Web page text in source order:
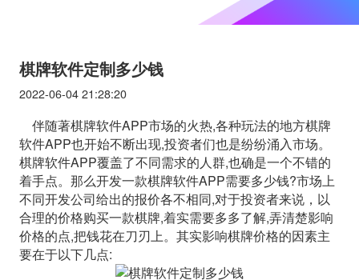
棋牌软件定制多少钱
2022-06-04 21:28:20
伴随著棋牌软件APP市场的火热,各种玩法的地方棋牌
软件APP也开始不断出现,投资者们也是纷纷涌入市场。
棋牌软件APP覆盖了不同需求的人群,也确是一个不错的
着手点。那么开发一款棋牌软件APP需要多少钱?市场上
不同开发公司给出的报价各不相同,对于投资者来说，以
合理的价格购买一款棋牌,着实需要多多了解,弄清楚影响
价格的点,把钱花在刀刃上。其实影响棋牌价格的因素主
要在于以下几点: